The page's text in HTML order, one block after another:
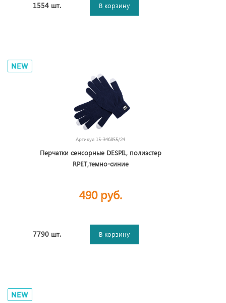
1554 шт. В корзину
Артикул 15-346855/24
Перчатки сенсорные DESPIL, полиэстер
RPET,темно-синие
490 руб.
7790 шт. В корзину